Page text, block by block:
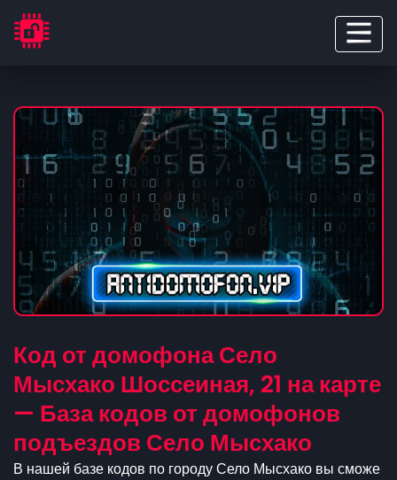
Код от домофона Село
Мысхако Шоссеиная, 21 на карте
— База кодов от домофонов
подъездов Село Мысхако
В нашей базе кодов по городу Село Мысхако вы сможе